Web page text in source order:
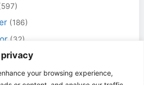
your browsing experience,
(186)
(32)
(98)